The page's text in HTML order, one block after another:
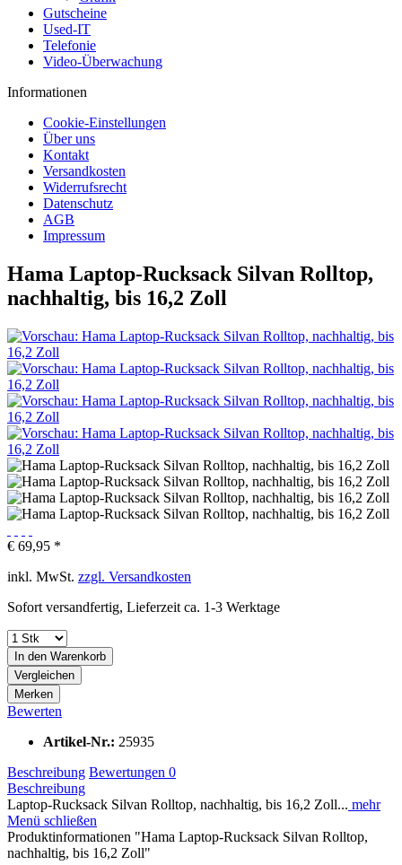
Gutscheine
Used-IT
Telefonie
Video-Überwachung
Informationen
Cookie-Einstellungen
Über uns
Kontakt
Versandkosten
Widerrufsrecht
Datenschutz
AGB
Impressum
Hama Laptop-Rucksack Silvan Rolltop,
nachhaltig, bis 16,2 Zoll
€ 69,95 *
inkl. MwSt. zzgl. Versandkosten
Sofort versandfertig, Lieferzeit ca. 1-3 Werktage
In den Warenkorb
Vergleichen
Merken
Bewerten
Artikel-Nr.: 25935
Beschreibung Bewertungen 0
Beschreibung
Laptop-Rucksack Silvan Rolltop, nachhaltig, bis 16,2 Zoll... mehr
Menü schließen
Produktinformationen "Hama Laptop-Rucksack Silvan Rolltop,
nachhaltig, bis 16,2 Zoll"